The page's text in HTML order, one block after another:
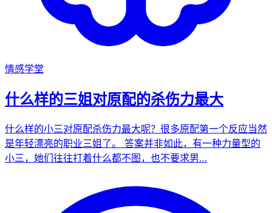
情感学堂
什么样的三姐对原配的杀伤力最大
什么样的小三对原配杀伤力最大呢？很多原配第一个反应当然
是年轻漂亮的职业三姐了。 答案并非如此，有一种力量型的
小三，她们往往打着什么都不图，也不要求男…